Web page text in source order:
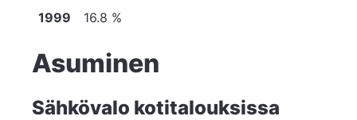
1999 16.8 %
Asuminen
Sähkövalo kotitalouksissa